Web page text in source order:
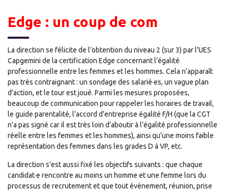
Edge : un coup de com
La direction se félicite de l’obtention du niveau 2 (sur 3) par l’UES
Capgemini de la certification Edge concernant l’égalité
professionnelle entre les femmes et les hommes. Cela n’apparaît
pas très contraignant : un sondage des salarié·es, un vague plan
d’action, et le tour est joué. Parmi les mesures proposées,
beaucoup de communication pour rappeler les horaires de travail,
le guide parentalité, l’accord d’entreprise égalité F/H (que la CGT
n’a pas signé car il est très loin d’aboutir à l’égalité professionnelle
réelle entre les femmes et les hommes), ainsi qu’une moins faible
représentation des femmes dans les grades D à VP, etc.
La direction s’est aussi fixé les objectifs suivants : que chaque
candidat·e rencontre au moins un homme et une femme lors du
processus de recrutement et que tout évènement, réunion, prise